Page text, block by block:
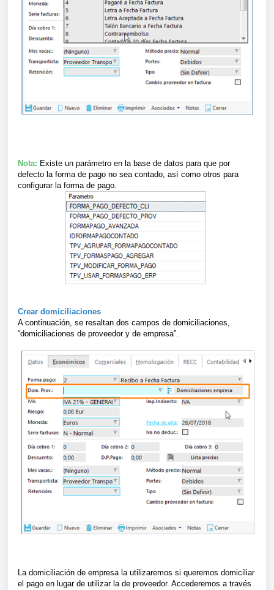
Nota: Existe un parámetro en la base de datos para que por
defecto la forma de pago no sea contado, así como otros para
configurar la forma de pago.
Crear domiciliaciones
A continuación, se resaltan dos campos de domiciliaciones,
“domiciliaciones de proveedor y de empresa”.
La domiciliación de empresa la utilizaremos si queremos domiciliar
el pago en lugar de utilizar la de proveedor. Accederemos a través